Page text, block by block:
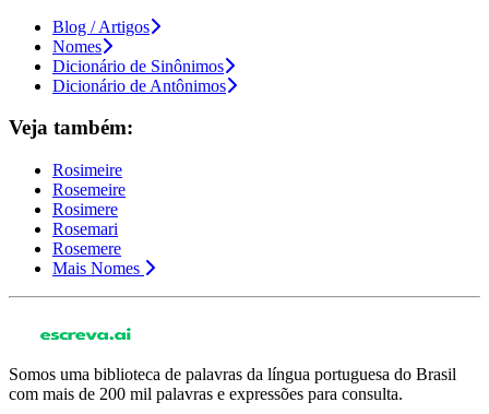
Blog / Artigos
Nomes
Dicionário de Sinônimos
Dicionário de Antônimos
Veja também:
Rosimeire
Rosemeire
Rosimere
Rosemari
Rosemere
Mais Nomes
Somos uma biblioteca de palavras da língua portuguesa do Brasil
com mais de 200 mil palavras e expressões para consulta.